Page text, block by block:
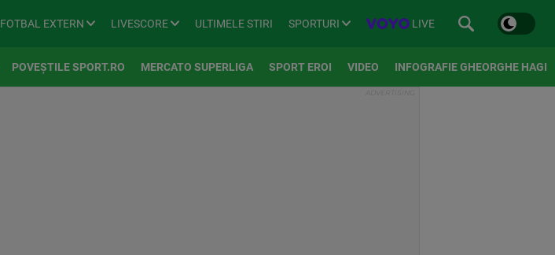
FOTBAL EXTERN LIVESCORE ULTIMELE STIRI SPORTURI LIVE
POVEȘTILE SPORT.RO MERCATO SUPERLIGA SPORT EROI VIDEO INFOGRAFIE GHEORGHE HAGI